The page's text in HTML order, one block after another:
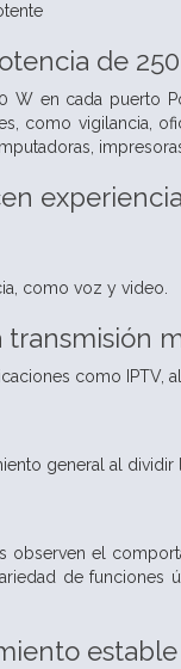
de
W en cada puerto
como vigilancia,
como voz y video.
transmisión
como IPTV,
general al
observen el
de
estable